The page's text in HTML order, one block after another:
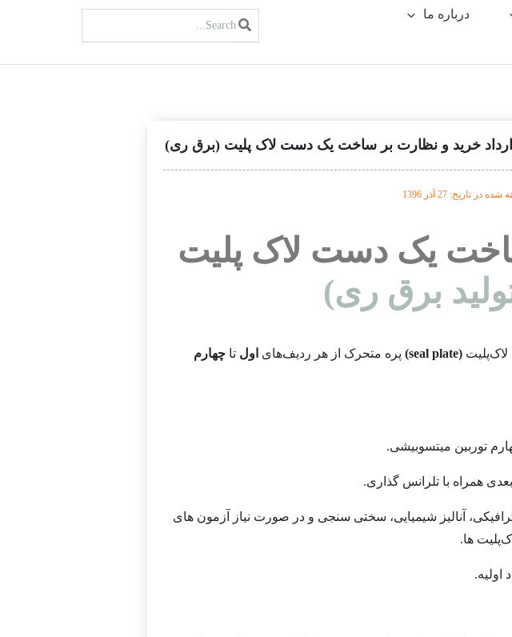
درباره ما
جستجو
برای:
خرید و نظارت بر ساخت یک دست لاک پلیت (برق ری)
در تاریخ: 27 آذر 1396
یک دست لاک پلیت
برق ری)
(seal plate) پره متحرک از هر ردیف‌های اول تا چهارم
بعدی همراه با تلرانس گذاری.
، آنالیز شیمیایی، سختی سنجی و در صورت نیاز آزمون های
ها.